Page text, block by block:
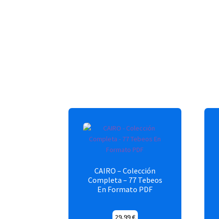
CAIRO – Colección
Completa – 77 Tebeos
En Formato PDF
29,99€